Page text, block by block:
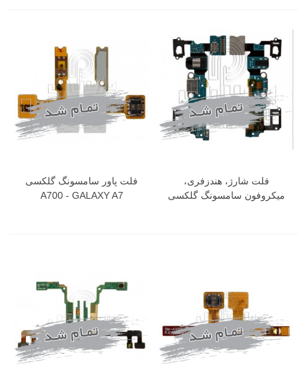
فلت شارژ، هندزفری،
میکروفون سامسونگ گلکسی
فلت پاور سامسونگ گلکسی
A700 - GALAXY A7